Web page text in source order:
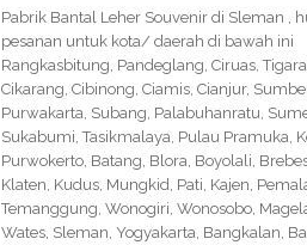
Pabrik Bantal Leher Souvenir di Sleman
pesanan untuk kota/ daerah di bawah ini
Rangkasbitung, Pandeglang, Ciruas,
Cikarang, Cibinong, Ciamis, Cianjur,
Purwakarta, Subang, Palabuhanratu,
Sukabumi, Tasikmalaya, Pulau Pramuka,
Purwokerto, Batang, Blora, Boyolali,
Klaten, Kudus, Mungkid, Pati, Kajen,
Temanggung, Wonogiri, Wonosobo,
Wates, Sleman, Yogyakarta, Bangkalan,